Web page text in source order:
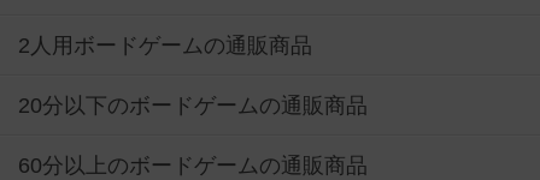
2人用ボードゲームの通販商品
20分以下のボードゲームの通販商品
60分以上のボードゲームの通販商品